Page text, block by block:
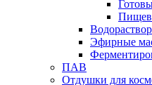
Эфирные
ПАВ
Отдушки для